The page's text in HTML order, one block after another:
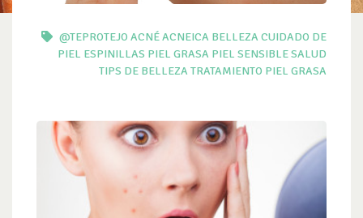
@TEPROTEJO ACNÉACNEICA BELLEZA CUIDADO DE
PIEL ESPINILLAS PIEL GRASA PIEL SENSIBLESALUD
TIPS DE BELLEZA TRATAMIENTO PIEL GRASA